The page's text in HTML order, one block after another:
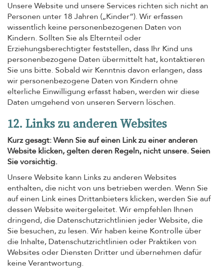
Unsere Website und unsere Services richten sich nicht an
Personen unter 18 Jahren („Kinder“). Wir erfassen
wissentlich keine personenbezogenen Daten von
Kindern. Sollten Sie als Elternteil oder
Erziehungsberechtigter feststellen, dass Ihr Kind uns
personenbezogene Daten übermittelt hat, kontaktieren
Sie uns bitte. Sobald wir Kenntnis davon erlangen, dass
wir personenbezogene Daten von Kindern ohne
elterliche Einwilligung erfasst haben, werden wir diese
Daten umgehend von unseren Servern löschen.
12. Links zu anderen Websites
Kurz gesagt: Wenn Sie auf einen Link zu einer anderen
Website klicken, gelten deren Regeln, nicht unsere. Seien
Sie vorsichtig.
Unsere Website kann Links zu anderen Websites
enthalten, die nicht von uns betrieben werden. Wenn Sie
auf einen Link eines Drittanbieters klicken, werden Sie auf
dessen Website weitergeleitet. Wir empfehlen Ihnen
dringend, die Datenschutzrichtlinien jeder Website, die
Sie besuchen, zu lesen. Wir haben keine Kontrolle über
die Inhalte, Datenschutzrichtlinien oder Praktiken von
Websites oder Diensten Dritter und übernehmen dafür
keine Verantwortung.